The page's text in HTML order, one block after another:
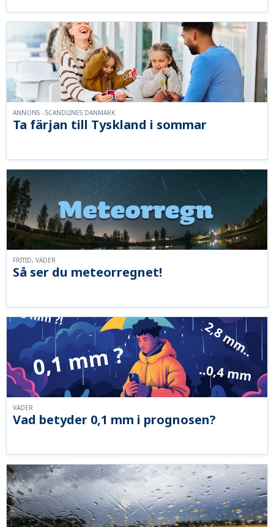
Ta färjan till Tyskland i sommar
ANNONS - SCANDLINES DANMARK
Så ser du meteorregnet!
FRITID, VÄDER
Vad betyder 0,1 mm i prognosen?
VÄDER